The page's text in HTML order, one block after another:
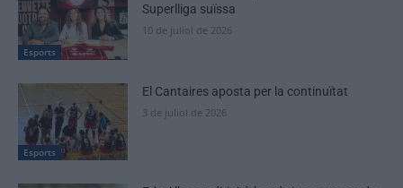
Esports
Superlliga suïssa
10 de juliol de 2026
Esports
El Cantaires aposta per la continuïtat
3 de juliol de 2026